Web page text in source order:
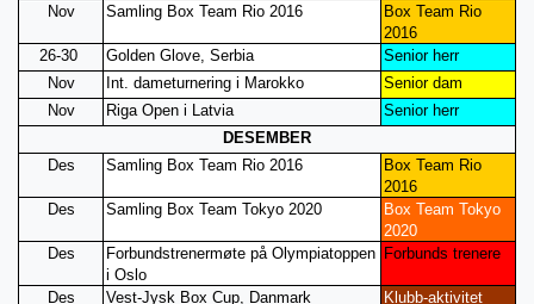
Nov Samling Box Team Rio 2016
Box Team Rio
2016
26-30
Golden Glove, Serbia
Senior herr
Nov
Int. dameturnering i Marokko
Senior dam
Nov
Riga Open i Latvia
Senior herr
DESEMBER
Des
Samling Box Team Rio 2016
Box Team Rio
2016
Des
Samling Box Team Tokyo 2020
Box Team Tokyo
2020
Des
Forbundstrenermøte på Olympiatoppen
i Oslo
Forbunds trenere
Des Vest-Jysk Box Cup, Danmark
Klubb-aktivitet